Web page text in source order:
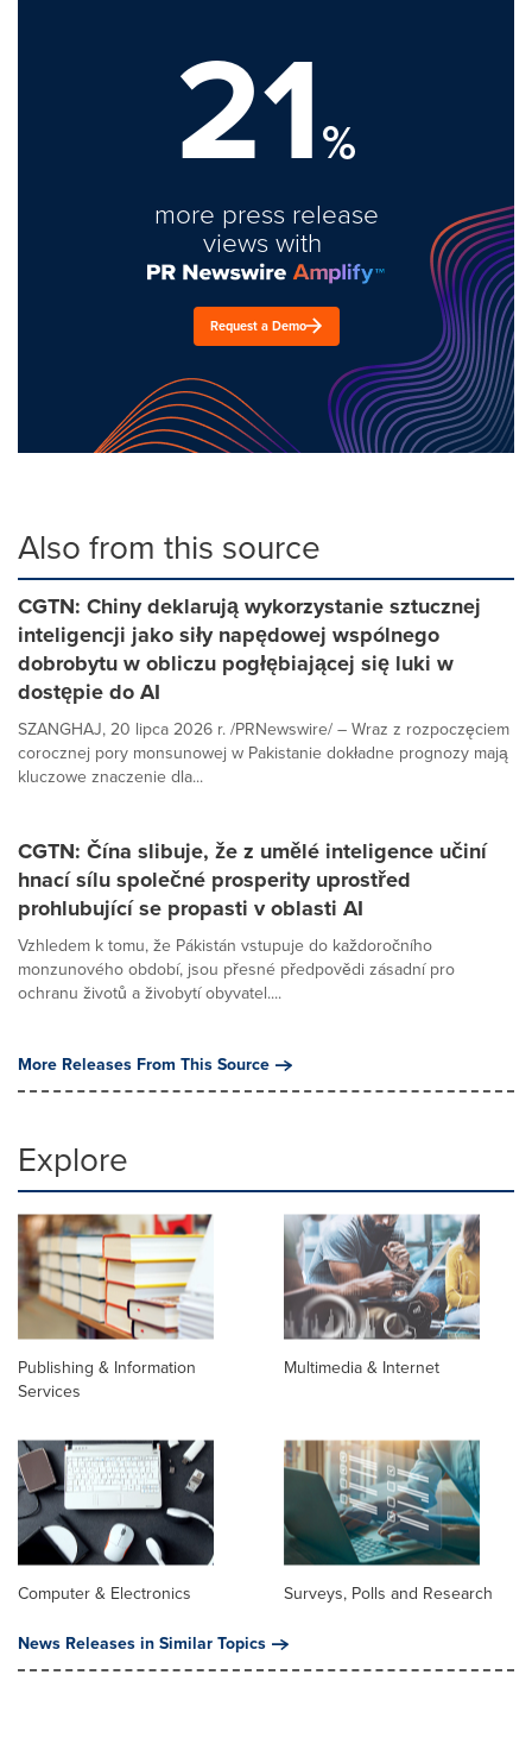
21%
more press release
views with
Request a Demo
Also from this source
CGTN: Chiny deklarują wykorzystanie sztucznej
inteligencji jako siły napędowej wspólnego
dobrobytu w obliczu pogłębiającej się luki w
dostępie do AI
SZANGHAJ, 20 lipca 2026 r. /PRNewswire/ – Wraz z rozpoczęciem
corocznej pory monsunowej w Pakistanie dokładne prognozy mają
kluczowe znaczenie dla...
CGTN: Čína slibuje, že z umělé inteligence učiní
hnací sílu společné prosperity uprostřed
prohlubující se propasti v oblasti AI
Vzhledem k tomu, že Pákistán vstupuje do každoročního
monzunového období, jsou přesné předpovědi zásadní pro
ochranu životů a živobytí obyvatel....
More Releases From This Source
Explore
Publishing & Information
Services
Multimedia & Internet
Computer & Electronics
Surveys, Polls and Research
News Releases in Similar Topics